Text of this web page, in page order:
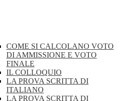
COME SI CALCOLANO VOTO
DI AMMISSIONE E VOTO
FINALE
IL COLLOQUIO
LA PROVA SCRITTA DI
ITALIANO
LA PROVA SCRITTA DI